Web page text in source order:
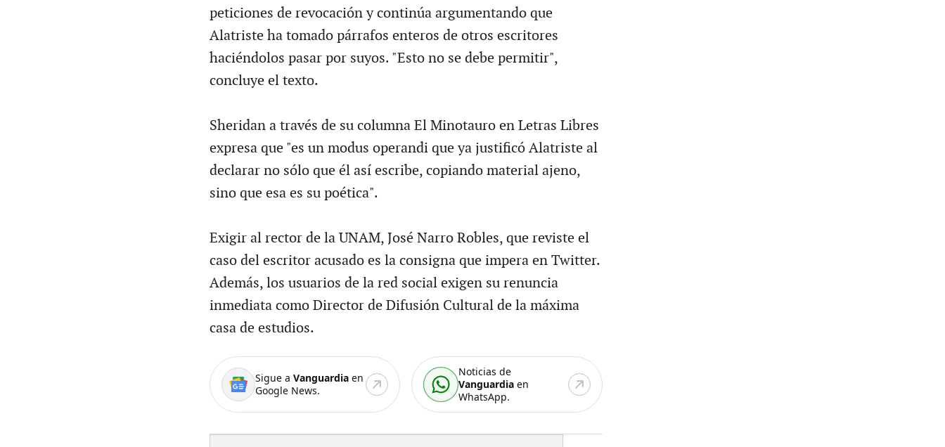
peticiones de revocación y continúa argumentando que
Alatriste ha tomado párrafos enteros de otros escritores
haciéndolos pasar por suyos. "Esto no se debe permitir",
concluye el texto.
Sheridan a través de su columna El Minotauro en Letras Libres
expresa que "es un modus operandi que ya justificó Alatriste al
declarar no sólo que él así escribe, copiando material ajeno,
sino que esa es su poética".
Exigir al rector de la UNAM, José Narro Robles, que reviste el
caso del escritor acusado es la consigna que impera en Twitter.
Además, los usuarios de la red social exigen su renuncia
inmediata como Director de Difusión Cultural de la máxima
casa de estudios.
Sigue a Vanguardiaen
Google News.
Noticias de
Vanguardia en
WhatsApp.